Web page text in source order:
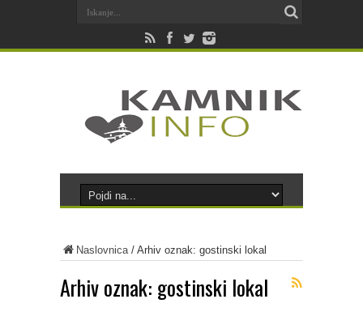
Naslovnica/ Arhiv oznak: gostinski lokal
Arhiv oznak: gostinski lokal